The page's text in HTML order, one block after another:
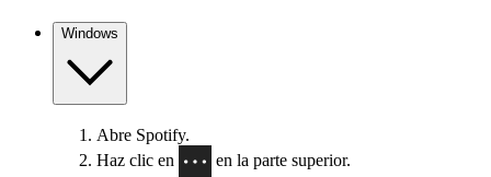
Windows
Abre Spotify.
Haz clic en
en la parte superior.